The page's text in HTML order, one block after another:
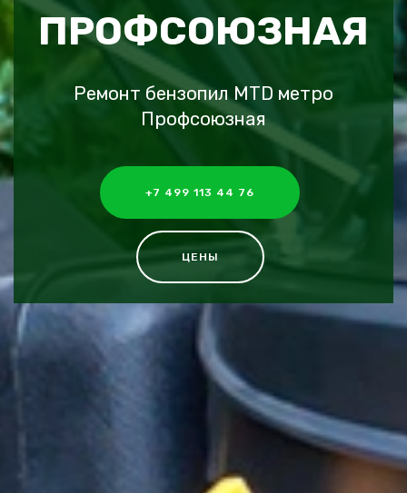
ПРОФСОЮЗНАЯ
Ремонт бензопил MTD метро
Профсоюзная
+7 499 113 44 76
ЦЕНЫ